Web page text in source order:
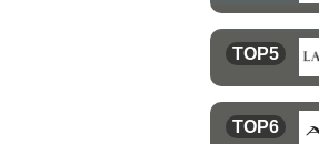
TOP5
TOP6